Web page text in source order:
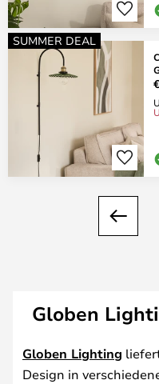
SUMMER DEAL
Zurück
Globen
Globen Lighting
Design in